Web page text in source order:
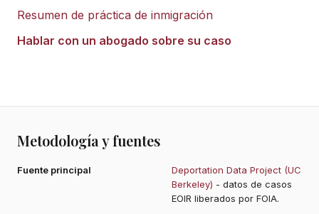
Resumen de práctica de inmigración
Hablar con un abogado sobre su caso
Metodología y fuentes
Fuente principal
Deportation Data Project (UC
Berkeley) - datos de casos
EOIR liberados por FOIA.